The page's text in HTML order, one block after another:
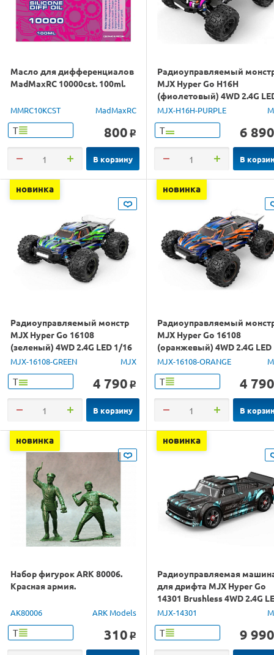
Масло для дифференциалов
MadMaxRC 10000cst. 100ml.
MMRC10KCST MadMaxRC
Т 800 o
В корзину
Радиоуправляемый
MJX Hyper Go H16H
(фиолетовый) 4WD 2.4G
GPS 1/16 RTR
MJX-H16H-PURPLE
Т 6 890
В
новинка
Радиоуправляемый монстр
MJX Hyper Go 16108
(зеленый) 4WD 2.4G LED 1/16
RTR
MJX-16108-GREEN MJX
Т 4 790 o
В корзину
новинка
Радиоуправляемый
MJX Hyper Go 16108
(оранжевый) 4WD 2.4G LED
1/16 RTR
MJX-16108-ORANGE
Т 4 790
В
новинка
Набор фигурок ARK 80006.
Красная армия.
AK80006 ARK Models
Т 310 o
новинка
Радиоуправляемая
для дрифта MJX Hyper Go
14301 Brushless 4WD 2.4G
1/14 RTR
MJX-14301
Т 9 990